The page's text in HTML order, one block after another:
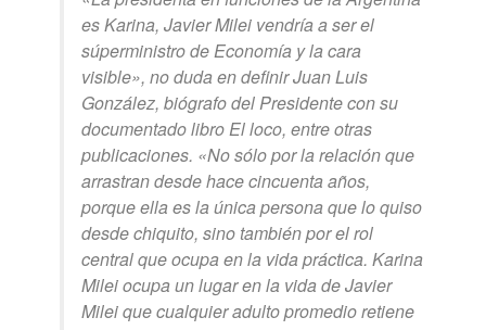
es Karina, Javier Milei vendría a ser el
súperministro de Economía y la cara
visible», no duda en definir Juan Luis
González, biógrafo del Presidente con su
documentado libro El loco, entre otras
publicaciones. «No sólo por la relación que
arrastran desde hace cincuenta años,
porque ella es la única persona que lo quiso
desde chiquito, sino también por el rol
central que ocupa en la vida práctica. Karina
Milei ocupa un lugar en la vida de Javier
Milei que cualquier adulto promedio retiene